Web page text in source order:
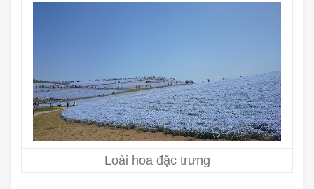
Loài hoa đặc trưng